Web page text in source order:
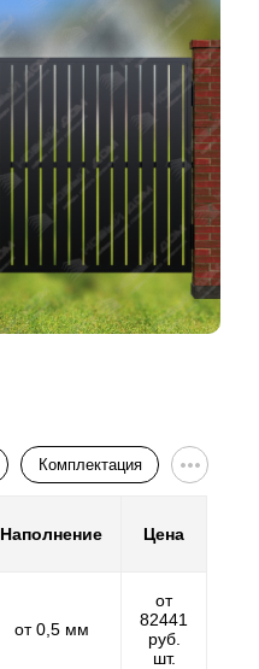
Комплектация
Наполнение Цена
от 0,5 мм
от
82441
руб.
шт.